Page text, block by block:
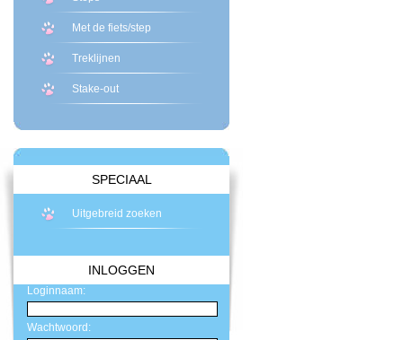
Met de fiets/step
Treklijnen
Stake-out
SPECIAAL
Uitgebreid zoeken
INLOGGEN
Loginnaam:
Wachtwoord: